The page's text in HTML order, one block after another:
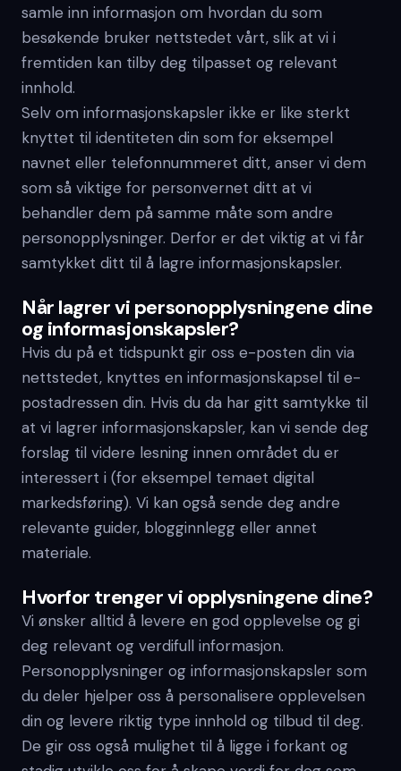
samle inn informasjon om hvordan du som
besøkende bruker nettstedet vårt, slik at vi i
fremtiden kan tilby deg tilpasset og relevant
innhold.
Selv om informasjonskapsler ikke er like sterkt
knyttet til identiteten din som for eksempel
navnet eller telefonnummeret ditt, anser vi dem
som så viktige for personvernet ditt at vi
behandler dem på samme måte som andre
personopplysninger. Derfor er det viktig at vi får
samtykket ditt til å lagre informasjonskapsler.
Når lagrer vi personopplysningene dine
og informasjonskapsler?
Hvis du på et tidspunkt gir oss e-posten din via
nettstedet, knyttes en informasjonskapsel til e-
postadressen din. Hvis du da har gitt samtykke til
at vi lagrer informasjonskapsler, kan vi sende deg
forslag til videre lesning innen området du er
interessert i (for eksempel temaet digital
markedsføring). Vi kan også sende deg andre
relevante guider, blogginnlegg eller annet
materiale.
Hvorfor trenger vi opplysningene dine?
Vi ønsker alltid å levere en god opplevelse og gi
deg relevant og verdifull informasjon.
Personopplysninger og informasjonskapsler som
du deler hjelper oss å personalisere opplevelsen
din og levere riktig type innhold og tilbud til deg.
De gir oss også mulighet til å ligge i forkant og